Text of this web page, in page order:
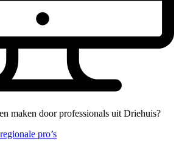
maken door professionals uit Driehuis?
pro’s